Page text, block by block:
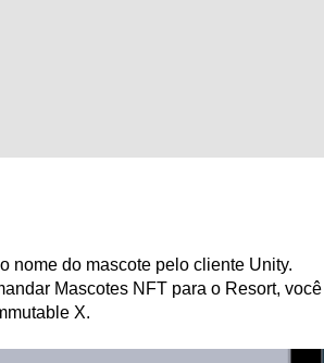
nome do mascote pelo cliente Unity.
Mascotes NFT para o Resort,
X.